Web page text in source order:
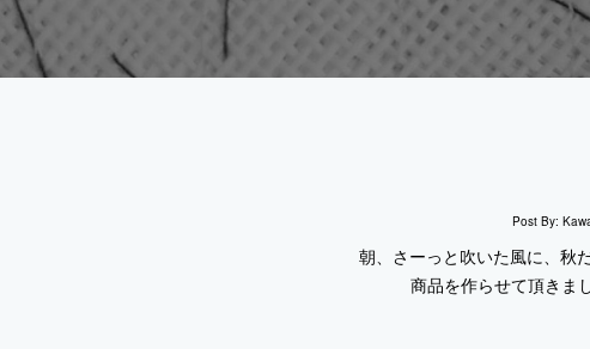
Post By:
朝、さーっと吹いた風に、秋
商品を作らせて頂き